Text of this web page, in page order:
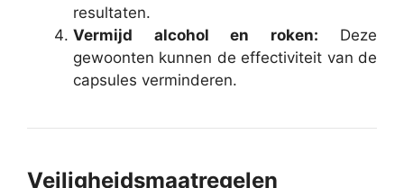
resultaten.
Vermijd alcohol en roken: Deze
gewoonten kunnen de effectiviteit van de
capsules verminderen.
Veiligheidsmaatregelen